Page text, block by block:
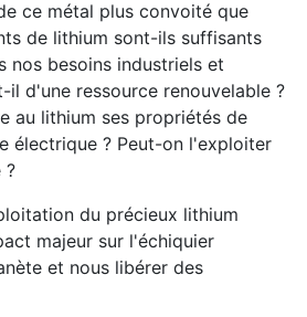
ce métal plus convoité que
de lithium sont-ils suffisants
nos besoins industriels et
il d'une ressource renouvelable ?
au lithium ses propriétés de
électrique ? Peut-on l'exploiter
?
du précieux lithium
majeur sur l'échiquier
et nous libérer des